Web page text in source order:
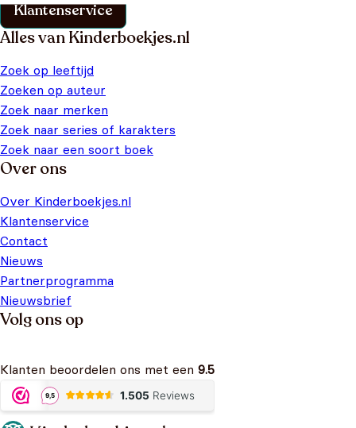
Klantenservice
Alles van Kinderboekjes.nl
Zoek op leeftijd
Zoeken op auteur
Zoek naar merken
Zoek naar series of karakters
Zoek naar een soort boek
Over ons
Over Kinderboekjes.nl
Klantenservice
Contact
Nieuws
Partnerprogramma
Nieuwsbrief
Volg ons op
Klanten beoordelen ons met een 9.5